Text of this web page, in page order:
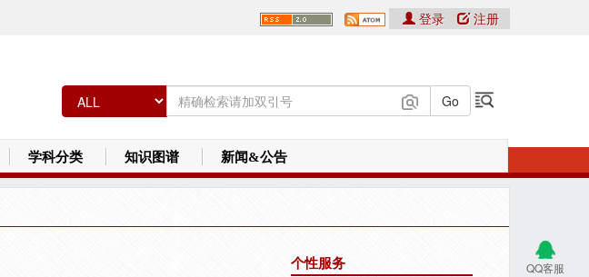
登录 注册
学科分类 知识图谱 新闻&公告
QQ客服
个性服务